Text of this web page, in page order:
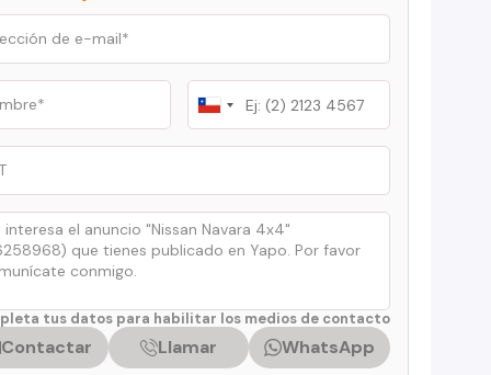
Chile
+56
tus datos para habilitar los medios de contacto
Contactar Llamar WhatsApp